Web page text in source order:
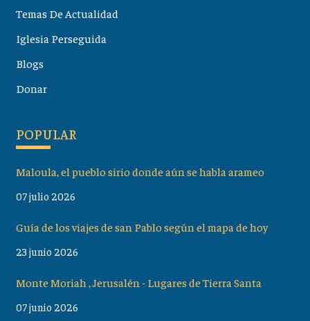
Temas De Actualidad
Iglesia Perseguida
Blogs
Donar
POPULAR
Maloula, el pueblo sirio donde aún se habla arameo
07 julio 2026
Guía de los viajes de san Pablo según el mapa de hoy
23 junio 2026
Monte Moriah , Jerusalén - Lugares de Tierra Santa
07 junio 2026